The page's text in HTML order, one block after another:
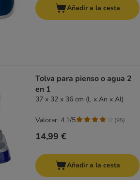
Añadir a la cesta
Tolva para pienso o agua 2
en 1
37 x 32 x 36 cm (L x An x Al)
14,99 €
Valorar: 4.1/5 (95)
Añadir a la cesta